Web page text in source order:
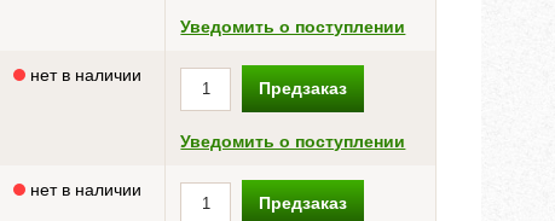
Уведомить о поступлении
нет в наличии
Предзаказ
Уведомить о поступлении
нет в наличии
Предзаказ